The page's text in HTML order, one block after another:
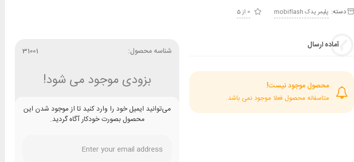
دسته: پليمر يدک mobiflash 0 از 5
آماده ارسال
محصول موجود نیست!
متاسفانه محصول فعلا موجود نمی باشد.
شناسه محصول: 31001
بزودی موجود می شود!
می‌توانید ایمیل خود را وارد کنید تا از موجود شدن این
محصول بصورت خودکار آگاه گردید.